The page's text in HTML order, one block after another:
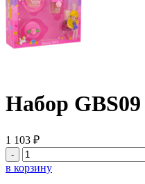
Набор GBS09
1 103 ₽
-
в корзину